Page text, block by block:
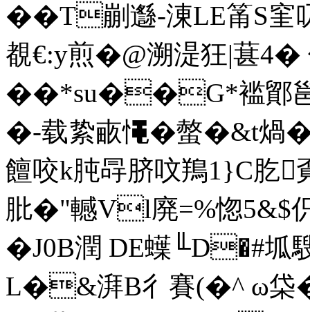
�� T剻邎-涷LE筩S窐
覩€:y煎�@溯湜狂|葚
��*su��G*褴鄮邕
�-载絷畞憴�螫�&t煱
饘咬k肫冔脐呅鴹1}C肐
肶�"轗Vl廃=%惚5&$
�J0B潤 DE蠂╙D�#坬
L�&湃B彳賽(�^ ω柋�